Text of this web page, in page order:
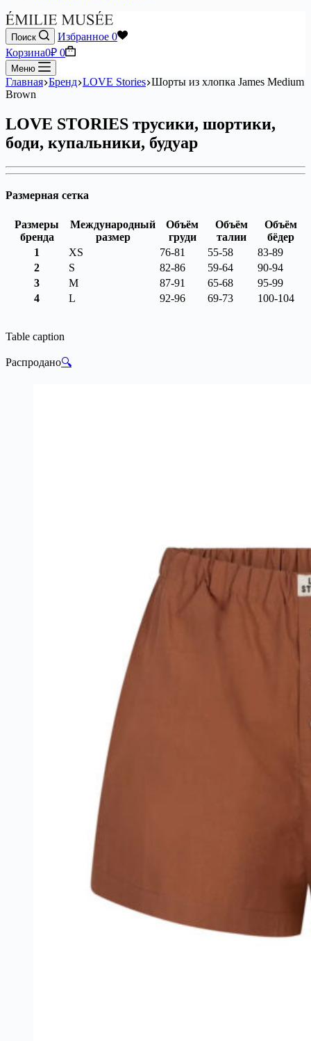
Поиск Избранное 0
Корзина0₽ 0
Меню
Главная Бренд LOVE Stories Шорты из хлопка James Medium
Brown
LOVE STORIES трусики, шортики,
боди, купальники, будуар
Размерная сетка
Размеры
бренда
Международный
размер
Объём
груди
Объём
талии
Объём
бёдер
1
XS 76-81 55-58
83-89
2
S 82-86 59-64
90-94
3
M 87-91 65-68
95-99
4
L 92-96 69-73 100-104
Table caption
Распродано🔍